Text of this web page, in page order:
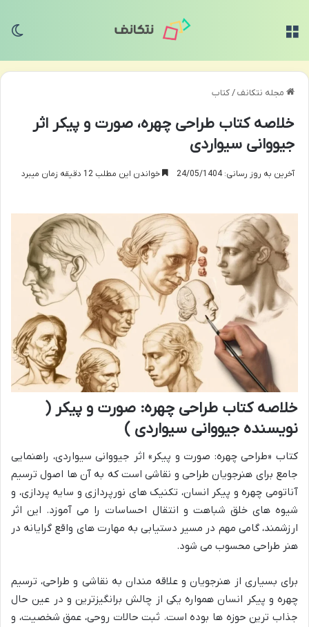
مجله نتکانف/کتاب
خلاصه کتاب طراحی چهره، صورت و پیکر اثر
جیووانی سیواردی
آخرین به روز رسانی: 24/05/1404 خواندن این مطلب 12 دقیقه زمان میبرد
خلاصه کتاب طراحی چهره: صورت و پیکر (
نویسنده جیووانی سیواردی )
کتاب «طراحی چهره: صورت و پیکر» اثر جیووانی سیواردی، راهنمایی
جامع برای هنرجویان طراحی و نقاشی است که به آن ها اصول ترسیم
آناتومی چهره و پیکر انسان، تکنیک های نورپردازی و سایه پردازی، و
شیوه های خلق شباهت و انتقال احساسات را می آموزد. این اثر
ارزشمند، گامی مهم در مسیر دستیابی به مهارت های واقع گرایانه در
هنر طراحی محسوب می شود.
برای بسیاری از هنرجویان و علاقه مندان به نقاشی و طراحی، ترسیم
چهره و پیکر انسان همواره یکی از چالش برانگیزترین و در عین حال
جذاب ترین حوزه ها بوده است. ثبت حالات روحی، عمق شخصیت، و